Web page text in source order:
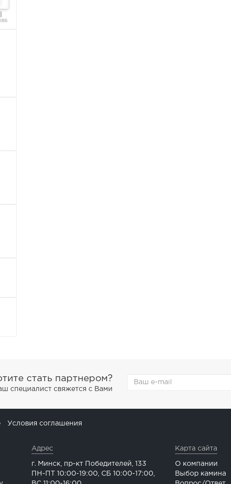
стать партнером?
специалист свяжется с Вами
Условия соглашения
Адрес
г. Минск, пр-кт Победителей, 133
ПН-ПТ 10:00-19:00, СБ 10:00-17:00,
Карта сайта
О компании
Выбор камина